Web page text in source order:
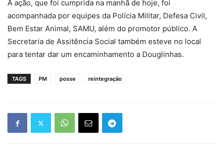
A ação, que foi cumprida na manhã de hoje, foi
acompanhada por equipes da Polícia Militar, Defesa Civil,
Bem Estar Animal, SAMU, além do promotor público. A
Secretaria de Assitência Social também esteve no local
para tentar dar um encaminhamento a Douglinhas.
TAGS PM posse reintegração